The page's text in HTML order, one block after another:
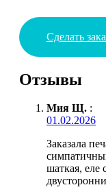
Сделать
Отзывы
Мия Щ. :
01.02.2026
Заказала
шаткая, еле